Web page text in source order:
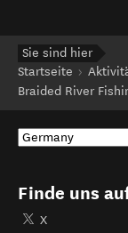
Sie sind hier
Startseite
Braided River
Finde uns
X